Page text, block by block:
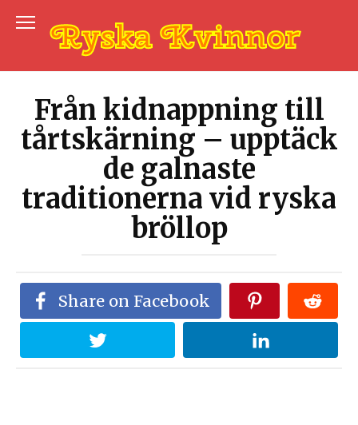
Från kidnappning till
tårtskärning – upptäck
de galnaste
traditionerna vid ryska
bröllop
Share on Facebook